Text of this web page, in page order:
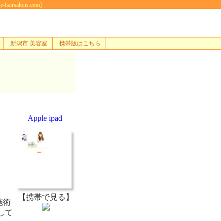
新潟市 美容室 携帯版はこちら
術
て
Apple ipad
【携帯で見る】